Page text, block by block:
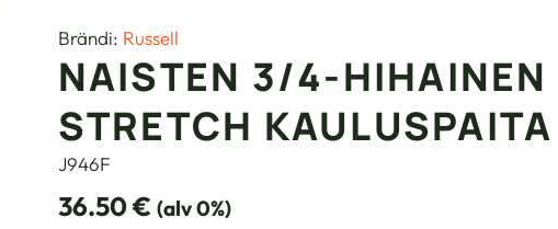
Brändi: Russell
NAISTEN 3/4-HIHAINEN
STRETCH KAULUSPAITA
J946F
36.50€ (alv 0%)